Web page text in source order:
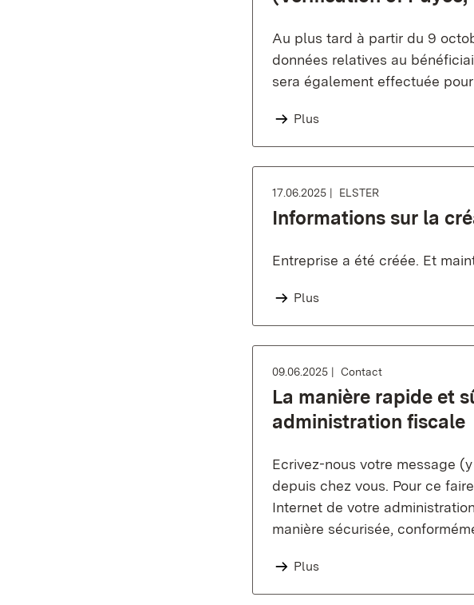
Au plus tard à partir du 9
données relatives au
sera également effectuée
Plus
17.06.2025 ELSTER
Informations sur la
Entreprise a été créée. Et
Plus
09.06.2025 Contact
La manière rapide et
administration fiscale
Ecrivez-nous votre message
depuis chez vous. Pour ce
Internet de votre
manière sécurisée,
Plus